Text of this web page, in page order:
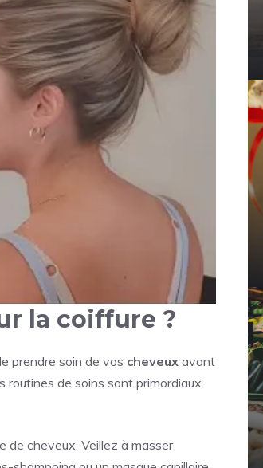
la coiffure ?
prendre soin de vos cheveux avant
routines de soins sont primordiaux
cheveux. Veillez à masser